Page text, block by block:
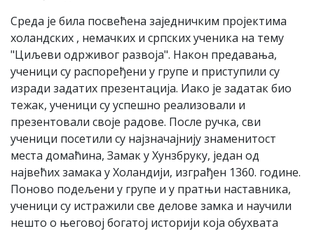
Среда је била посвећена заједничким пројектима
холандских , немачких и српских ученика на тему
"Циљеви одрживог развоја". Након предавања,
ученици су распоређени у групе и приступили су
изради задатих презентација. Иако је задатак био
тежак, ученици су успешно реализовали и
презентовали своје радове. После ручка, сви
ученици посетили су најзначајнију знаменитост
места домаћина, Замак у Хунзбруку, један од
највећих замака у Холандији, изграђен 1360. године.
Поново подељени у групе и у пратњи наставника,
ученици су истражили све делове замка и научили
нешто о његовој богатој историји која обухвата